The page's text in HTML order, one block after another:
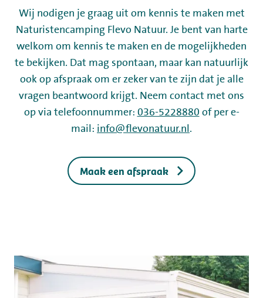
Gastinformatie
Contact
Werken bij
Mijn Flevo Natuur
Wij nodigen je graag uit om kennis te maken met
Naturistencamping Flevo Natuur. Je bent van harte
welkom om kennis te maken en de mogelijkheden
te bekijken. Dat mag spontaan, maar kan natuurlijk
ook op afspraak om er zeker van te zijn dat je alle
vragen beantwoord krijgt. Neem contact met ons
op via telefoonnummer: 036-5228880 of per e-
mail: info@flevonatuur.nl.
Maak een afspraak